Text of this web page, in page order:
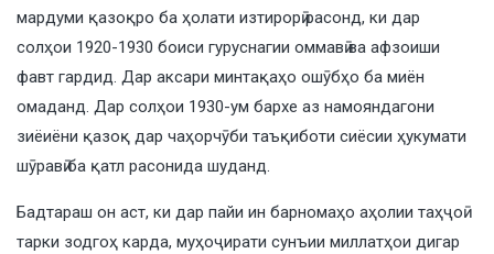
мардуми қазоқро ба ҳолати изтирорӣ расонд, ки дар
солҳои 1920-1930 боиси гуруснагии оммавӣ ва афзоиши
фавт гардид. Дар аксари минтақаҳо ошӯбҳо ба миён
омаданд. Дар солҳои 1930-ум бархе аз намояндагони
зиёиёни қазоқ дар чаҳорчӯби таъқиботи сиёсии ҳукумати
шӯравӣ ба қатл расонида шуданд.
Бадтараш он аст, ки дар пайи ин барномаҳо аҳолии таҳҷоӣ
тарки зодгоҳ карда, муҳоҷирати сунъии миллатҳои дигар